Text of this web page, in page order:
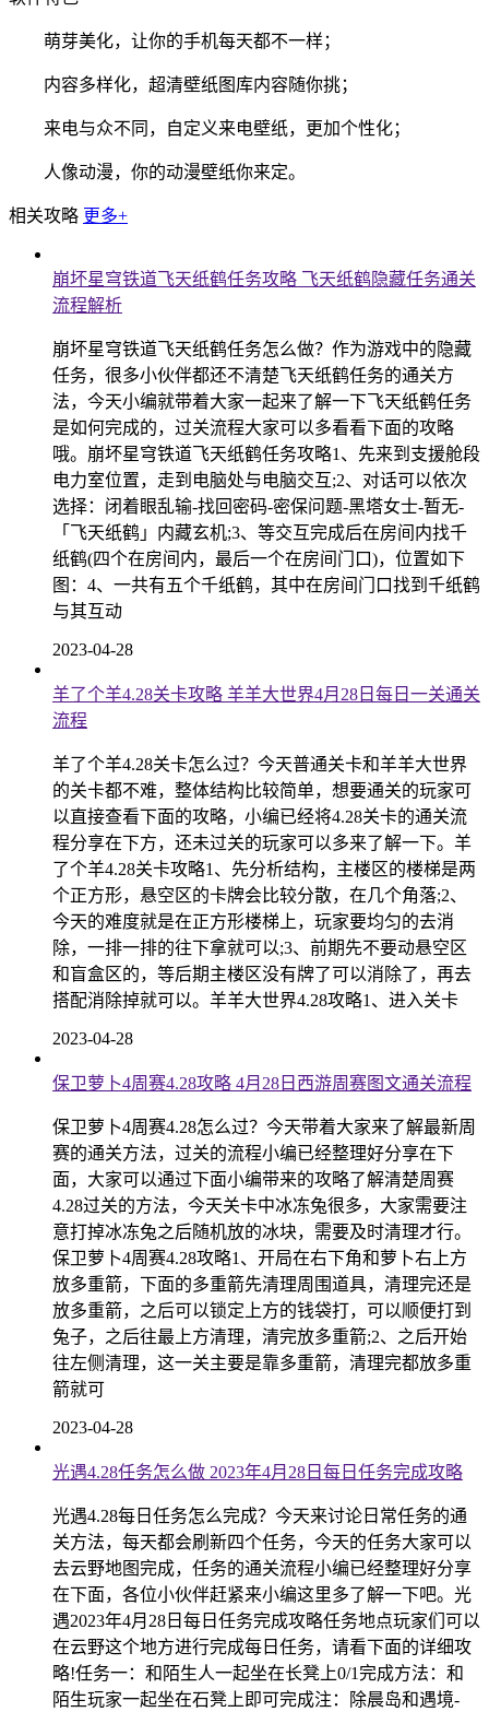
萌芽美化，让你的手机每天都不一样；
内容多样化，超清壁纸图库内容随你挑；
来电与众不同，自定义来电壁纸，更加个性化；
人像动漫，你的动漫壁纸你来定。
相关攻略 更多+
崩坏星穹铁道飞天纸鹤任务攻略 飞天纸鹤隐藏任务通关
流程解析
崩坏星穹铁道飞天纸鹤任务怎么做？作为游戏中的隐藏
任务，很多小伙伴都还不清楚飞天纸鹤任务的通关方
法，今天小编就带着大家一起来了解一下飞天纸鹤任务
是如何完成的，过关流程大家可以多看看下面的攻略
哦。崩坏星穹铁道飞天纸鹤任务攻略1、先来到支援舱段
电力室位置，走到电脑处与电脑交互;2、对话可以依次
选择：闭着眼乱输-找回密码-密保问题-黑塔女士-暂无-
「飞天纸鹤」内藏玄机;3、等交互完成后在房间内找千
纸鹤(四个在房间内，最后一个在房间门口)，位置如下
图：4、一共有五个千纸鹤，其中在房间门口找到千纸鹤
与其互动
2023-04-28
羊了个羊4.28关卡攻略 羊羊大世界4月28日每日一关通关
流程
羊了个羊4.28关卡怎么过？今天普通关卡和羊羊大世界
的关卡都不难，整体结构比较简单，想要通关的玩家可
以直接查看下面的攻略，小编已经将4.28关卡的通关流
程分享在下方，还未过关的玩家可以多来了解一下。羊
了个羊4.28关卡攻略1、先分析结构，主楼区的楼梯是两
个正方形，悬空区的卡牌会比较分散，在几个角落;2、
今天的难度就是在正方形楼梯上，玩家要均匀的去消
除，一排一排的往下拿就可以;3、前期先不要动悬空区
和盲盒区的，等后期主楼区没有牌了可以消除了，再去
搭配消除掉就可以。羊羊大世界4.28攻略1、进入关卡
2023-04-28
保卫萝卜4周赛4.28攻略 4月28日西游周赛图文通关流程
保卫萝卜4周赛4.28怎么过？今天带着大家来了解最新周
赛的通关方法，过关的流程小编已经整理好分享在下
面，大家可以通过下面小编带来的攻略了解清楚周赛
4.28过关的方法，今天关卡中冰冻兔很多，大家需要注
意打掉冰冻兔之后随机放的冰块，需要及时清理才行。
保卫萝卜4周赛4.28攻略1、开局在右下角和萝卜右上方
放多重箭，下面的多重箭先清理周围道具，清理完还是
放多重箭，之后可以锁定上方的钱袋打，可以顺便打到
兔子，之后往最上方清理，清完放多重箭;2、之后开始
往左侧清理，这一关主要是靠多重箭，清理完都放多重
箭就可
2023-04-28
光遇4.28任务怎么做 2023年4月28日每日任务完成攻略
光遇4.28每日任务怎么完成？今天来讨论日常任务的通
关方法，每天都会刷新四个任务，今天的任务大家可以
去云野地图完成，任务的通关流程小编已经整理好分享
在下面，各位小伙伴赶紧来小编这里多了解一下吧。光
遇2023年4月28日每日任务完成攻略任务地点玩家们可以
在云野这个地方进行完成每日任务，请看下面的详细攻
略!任务一：和陌生人一起坐在长凳上0/1完成方法：和
陌生玩家一起坐在石凳上即可完成注：除晨岛和遇境-